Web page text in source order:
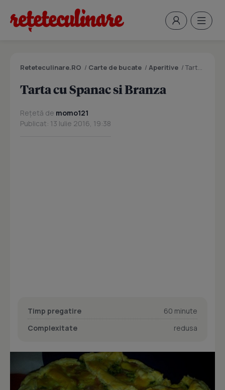
Reteteculinare.RO / Carte de bucate / Aperitive /Tarta cu Spanac si Branza
Tarta cu Spanac si Branza
Rețetă de momo121
Publicat: 13 Iulie 2016, 19:38
Timp pregatire
60 minute
Complexitate
redusa